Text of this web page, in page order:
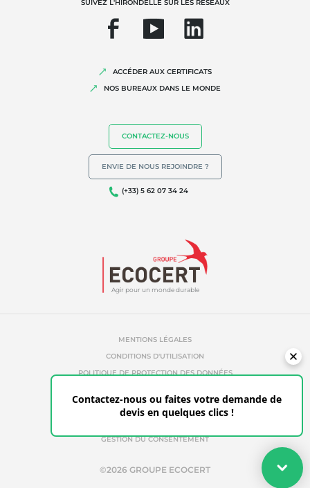
Agir pour un monde durable
SUIVEZ L'HIRONDELLE SUR LES RÉSEAUX
ACCÉDER AUX CERTIFICATS
NOS BUREAUX DANS LE MONDE
CONTACTEZ-NOUS
ENVIE DE NOUS REJOINDRE ?
(+33) 5 62 07 34 24
MENTIONS LÉGALES
CONDITIONS D'UTILISATION
POLITIQUE DE PROTECTION DES DONNÉES
RÉFÉRENCES ABUSIVES
GESTION DU CONSENTEMENT
©2026 GROUPE ECOCERT
Contactez-nous ou faites votre demande de
devis en quelques clics !
Faites votre demande de devis en quelques clics pour les